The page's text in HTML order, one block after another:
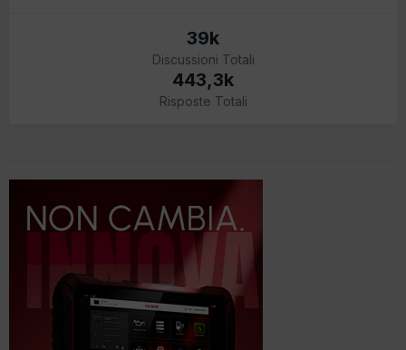
39k
Discussioni Totali
443,3k
Risposte Totali